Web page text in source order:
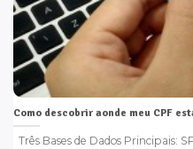
Como descobrir aonde meu CPF
Três Bases de Dados Principais: